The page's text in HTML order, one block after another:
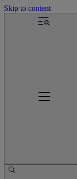
Skip to content